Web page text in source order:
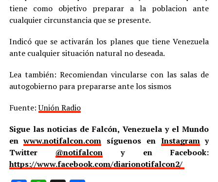
tiene como objetivo preparar a la poblacion ante
cualquier circunstancia que se presente.
Indicó que se activarán los planes que tiene Venezuela
ante cualquier situación natural no deseada.
Lea también: Recomiendan vincularse con las salas de
autogobierno para prepararse ante los sismos
Fuente:Unión Radio
Sigue las noticias de Falcón, Venezuela y el Mundo
enwww.notifalcon.com síguenos en Instagramy
Twitter @notifalcon y en Facebook:
https://www.facebook.com/diarionotifalcon2/